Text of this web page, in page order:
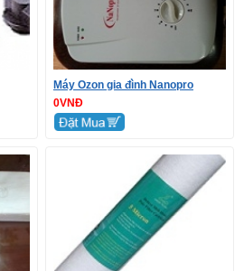
Máy Ozon gia đình Nanopro
0VNĐ